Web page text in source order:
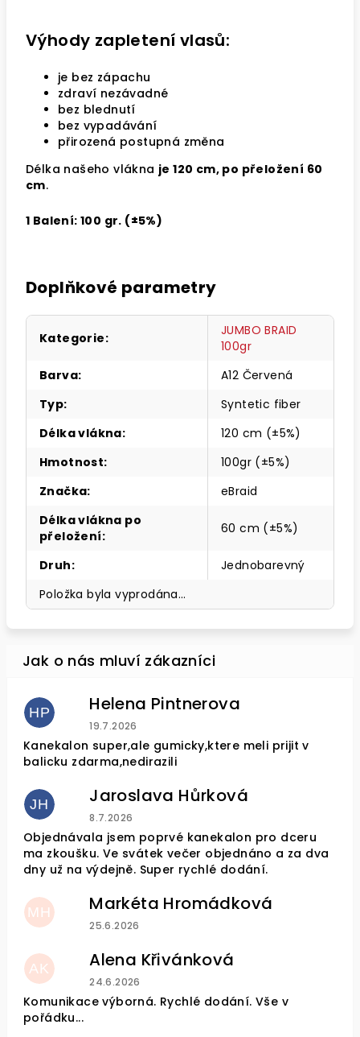
Výhody zapletení vlasů:
je bez zápachu
zdraví nezávadné
bez blednutí
bez vypadávání
přirozená postupná změna
Délka našeho vlákna je 120 cm, po přeložení 60
cm.
1 Balení: 100 gr. (±5%)
Doplňkové parametry
Kategorie:
JUMBO BRAID
100gr
Barva:
A12 Červená
Typ:
Syntetic fiber
Délka vlákna:
120 cm (±5%)
Hmotnost:
100gr (±5%)
Značka:
eBraid
Délka vlákna po
přeložení: 60 cm (±5%)
Druh:
Jednobarevný
Položka byla vyprodána…
HP Helena Pintnerova
Hodnocení obchodu je 4 z 5 hvězdiček.
19.7.2026
Kanekalon super,ale gumicky,ktere meli prijit v
balicku zdarma,nedirazili
JH Jaroslava Hůrková
Hodnocení obchodu je 5 z 5 hvězdiček.
8.7.2026
Objednávala jsem poprvé kanekalon pro dceru
ma zkoušku. Ve svátek večer objednáno a za dva
dny už na výdejně. Super rychlé dodání.
MH Markéta Hromádková
Hodnocení obchodu je 5 z 5 hvězdiček.
25.6.2026
AK Alena Křivánková
Hodnocení obchodu je 5 z 5 hvězdiček.
24.6.2026
Komunikace výborná. Rychlé dodání. Vše v
pořádku...